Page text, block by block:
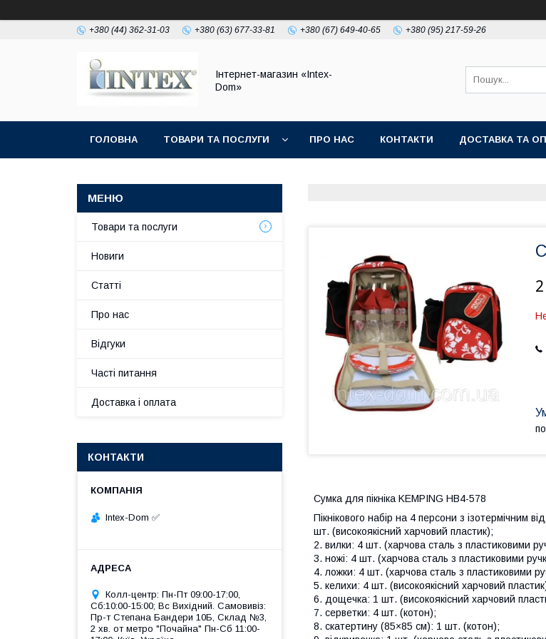
+380 (44) 362-31-03 +380 (63) 677-33-81 +380 (67) 649-40-65 +380 (95) 217-59-26
Інтернет-магазин «Intex-
Dom»
ГОЛОВНА ТОВАРИ ТА ПОСЛУГИ ПРО НАС КОНТАКТИ ДОСТАВКА ТА
Сумка для пікніка KEMPING HB4-578
Пікнікового набір на 4 персони з ізотермічним
шт. (високоякісний харчовий пластик);
2. вилки: 4 шт. (харчова сталь з пластиковими
3. ножі: 4 шт. (харчова сталь з пластиковими
4. ложки: 4 шт. (харчова сталь з пластиковими
5. келихи: 4 шт. (високоякісний харчовий
6. дощечка: 1 шт. (високоякісний харчовий
7. серветки: 4 шт. (котон);
8. скатертину (85×85 см): 1 шт. (котон);
Товари та послуги
Новиги
Статті
Про нас
Відгуки
Часті питання
Доставка і оплата
КОНТАКТИ
Intex-Dom ✅
Колл-центр: Пн-Пт 09:00-17:00,
Сб:10:00-15:00; Вс Вихідний. Самовивіз:
Пр-т Степана Бандери 10Б, Склад №3,
2 хв. от метро "Почайна" Пн-Cб 11:00-